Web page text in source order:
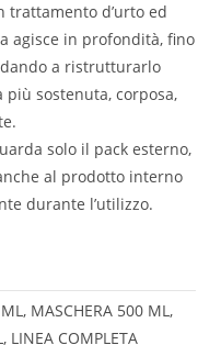
trattamento d’urto ed
agisce in profondità, fino
a ristrutturarlo
più sostenuta, corposa,
solo il pack esterno,
al prodotto interno
durante l’utilizzo.
MASCHERA 500 ML,
LINEA COMPLETA